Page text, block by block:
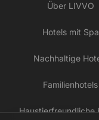
Über LIVVO
Hotels mit Spa
Nachhaltige
Familienhotels
Haustierfreundliche